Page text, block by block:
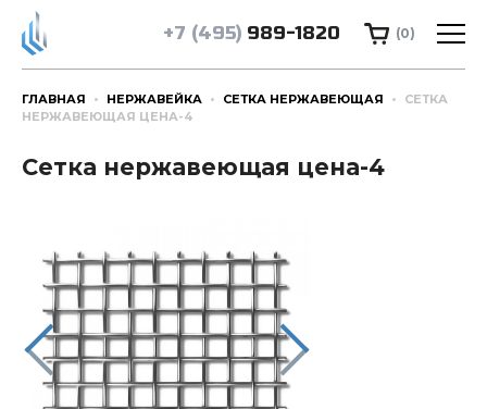
+7 (495) 989-1820 (0)
ГЛАВНАЯ НЕРЖАВЕЙКА СЕТКА НЕРЖАВЕЮЩАЯ
СЕТКА
НЕРЖАВЕЮЩАЯ ЦЕНА-4
Сетка нержавеющая цена-4